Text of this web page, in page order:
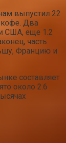
выпустил 22
Два
США, еще 1.2
часть
Францию и
составляет
около 2.6